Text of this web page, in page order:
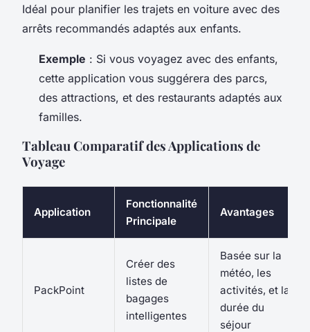
Idéal pour planifier les trajets en voiture avec des
arrêts recommandés adaptés aux enfants.
Exemple : Si vous voyagez avec des enfants,
cette application vous suggérera des parcs,
des attractions, et des restaurants adaptés aux
familles.
Tableau Comparatif des Applications de
Voyage
Application
Fonctionnalité
Principale
Avantages
PackPoint
Créer des
listes de
bagages
intelligentes
Basée sur la
météo, les
activités, et la
durée du
séjour